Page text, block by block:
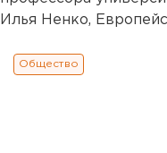
Илья Ненко,
Общество